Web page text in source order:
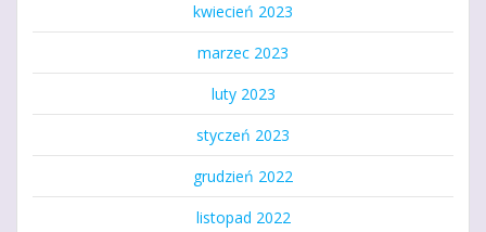
kwiecień 2023
marzec 2023
luty 2023
styczeń 2023
grudzień 2022
listopad 2022